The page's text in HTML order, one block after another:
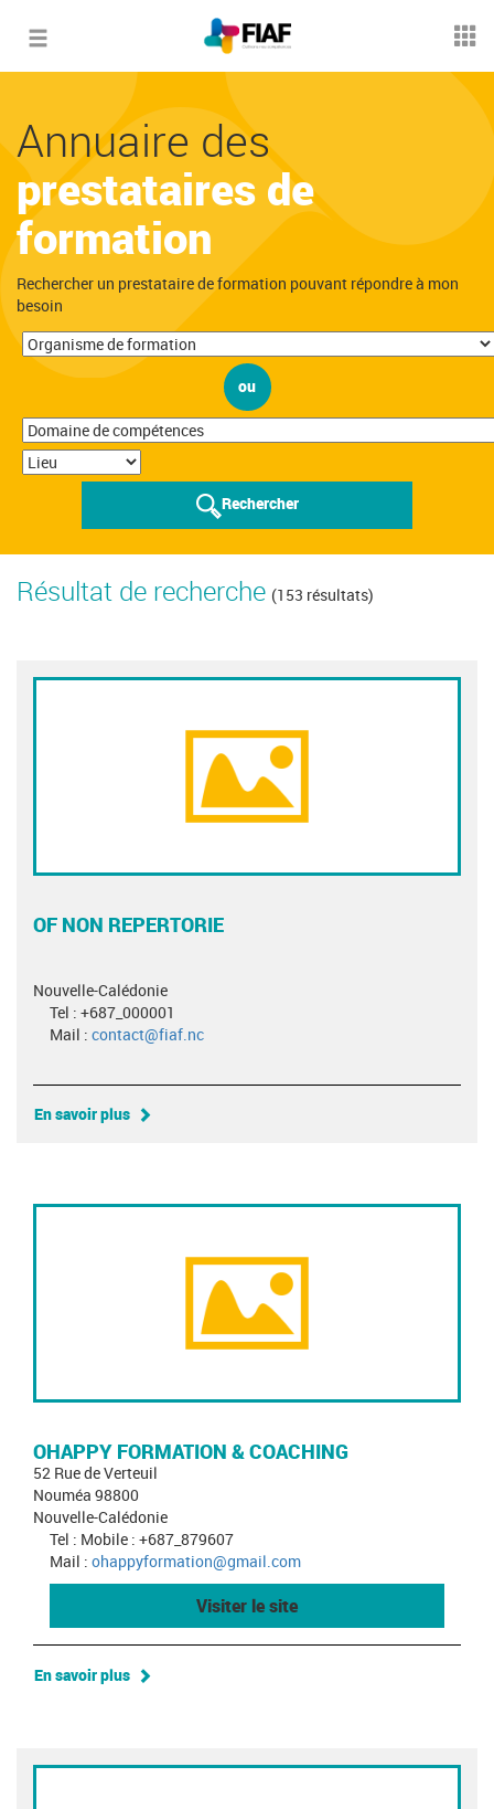
Toggle
Annuaire des
prestataires de
formation
Rechercher un prestataire de formation pouvant répondre à mon
besoin
ou
Rechercher
Résultat de recherche (153 résultats)
OF NON REPERTORIE
Nouvelle-Calédonie
Tel : +687_000001
Mail : contact@fiaf.nc
En savoir plus
OHAPPY FORMATION & COACHING
52 Rue de Verteuil
Nouméa 98800
Nouvelle-Calédonie
Tel : Mobile : +687_879607
Mail : ohappyformation@gmail.com
Visiter le site
En savoir plus